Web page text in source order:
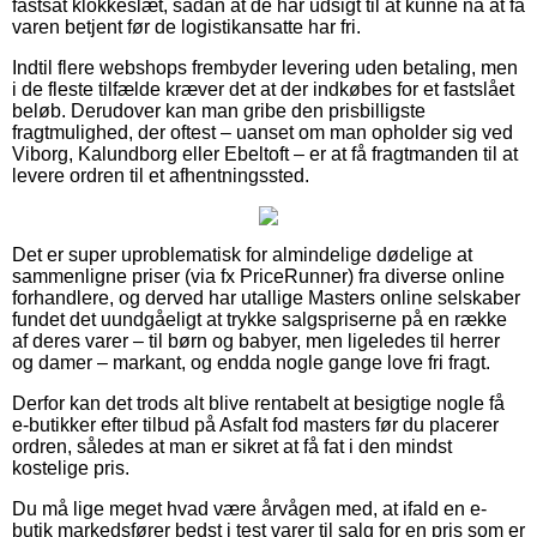
fastsat klokkeslæt, sådan at de har udsigt til at kunne nå at få
varen betjent før de logistikansatte har fri.
Indtil flere webshops frembyder levering uden betaling, men
i de fleste tilfælde kræver det at der indkøbes for et fastslået
beløb. Derudover kan man gribe den prisbilligste
fragtmulighed, der oftest – uanset om man opholder sig ved
Viborg, Kalundborg eller Ebeltoft – er at få fragtmanden til at
levere ordren til et afhentningssted.
Det er super uproblematisk for almindelige dødelige at
sammenligne priser (via fx PriceRunner) fra diverse online
forhandlere, og derved har utallige Masters online selskaber
fundet det uundgåeligt at trykke salgspriserne på en række
af deres varer – til børn og babyer, men ligeledes til herrer
og damer – markant, og endda nogle gange love fri fragt.
Derfor kan det trods alt blive rentabelt at besigtige nogle få
e-butikker efter tilbud på Asfalt fod masters før du placerer
ordren, således at man er sikret at få fat i den mindst
kostelige pris.
Du må lige meget hvad være årvågen med, at ifald en e-
butik markedsfører bedst i test varer til salg for en pris som er